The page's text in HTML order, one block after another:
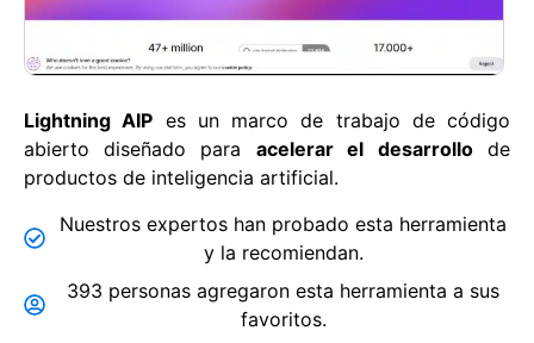
Lightning AIP es un marco de trabajo de código
abierto diseñado para acelerar el desarrollode
productos de inteligencia artificial.
Nuestros expertos han probado esta herramienta
y la recomiendan.
393 personas agregaron esta herramienta a sus
favoritos.